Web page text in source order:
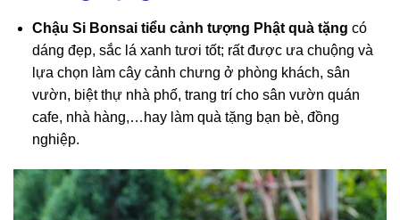
Chậu Si Bonsai tiểu cảnh tượng Phật quà tặng có
dáng đẹp, sắc lá xanh tươi tốt; rất được ưa chuộng và
lựa chọn làm cây cảnh chưng ở phòng khách, sân
vườn, biệt thự nhà phố, trang trí cho sân vườn quán
cafe, nhà hàng,…hay làm quà tặng bạn bè, đồng
nghiệp.